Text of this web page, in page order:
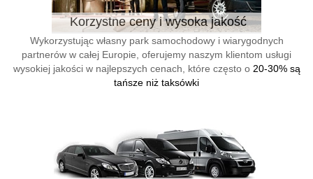
Korzystne ceny i wysoka jakość
Wykorzystując własny park samochodowy i wiarygodnych
partnerów w całej Europie, oferujemy naszym klientom usługi
wysokiej jakości w najlepszych cenach, które często o 20-30% są
tańsze niż taksówki